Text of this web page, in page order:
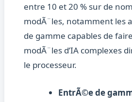
entre 10 et 20 % sur de
modÃ¨les, notamment les
de gamme capables de
modÃ¨les d’IA complexes
le processeur.
EntrÃ©e de